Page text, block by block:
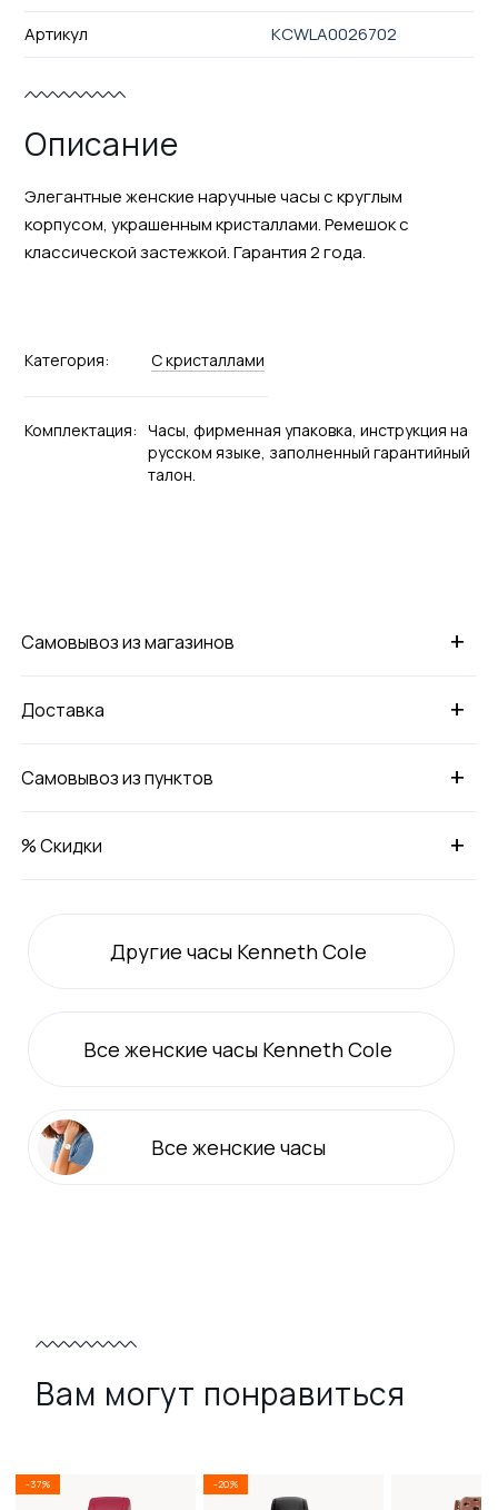
Артикул KCWLA0026702
Описание
Элегантные женские наручные часы с круглым
корпусом, украшенным кристаллами. Ремешок с
классической застежкой. Гарантия 2 года.
Категория: С кристаллами
Комплектация: Часы, фирменная упаковка, инструкция на
русском языке, заполненный гарантийный
талон.
+
Самовывоз из магазинов
+
Доставка
+
Самовывоз из пунктов
+
% Скидки
Другие часы Kenneth Cole
Всеженские часы Kenneth Cole
Все женские часы
Вам могут понравиться
-37% -20%